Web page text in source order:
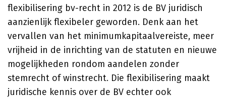
flexibilisering bv-recht in 2012 is de BV juridisch
aanzienlijk flexibeler geworden. Denk aan het
vervallen van het minimumkapitaalvereiste, meer
vrijheid in de inrichting van de statuten en nieuwe
mogelijkheden rondom aandelen zonder
stemrecht of winstrecht. Die flexibilisering maakt
juridische kennis over de BV echter ook